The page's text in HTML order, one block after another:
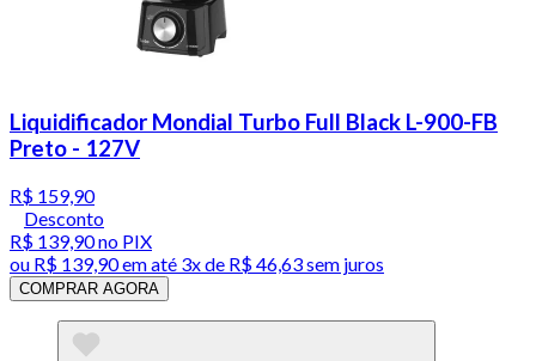
Liquidificador Mondial Turbo Full Black L-900-FB
Preto - 127V
R$ 159,90
Desconto
R$ 139,90no PIX
ou R$ 139,90em até 3x de R$ 46,63 sem juros
COMPRAR AGORA